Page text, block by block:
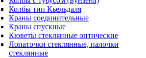
Колбы тип Кьельдаля
Краны соединительные
Краны спускные
Кюветы стеклянные оптические
Лопаточки стеклянные, палочки
стеклянные